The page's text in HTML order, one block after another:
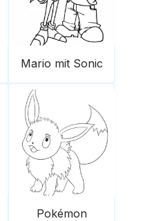
Mario mit Sonic
Pokémon